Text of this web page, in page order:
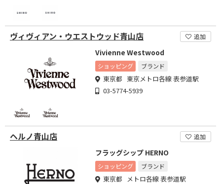
ヴィヴィアン・ウエストウッド青山店 追加
Vivienne Westwood
ショッピング ブランド
東京都 東京メトロ各線 表参道駅
03-5774-5939
ヘルノ青山店 追加
フラッグシップ HERNO
ショッピング ブランド
東京都 メトロ各線 表参道駅